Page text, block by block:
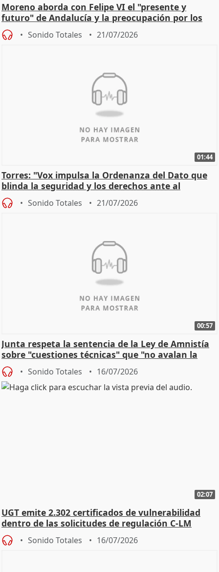
Moreno aborda con Felipe VI el "presente y
futuro" de Andalucía y la preocupación por los
incendios
Sonido Totales 21/07/2026
01:44
Torres: "Vox impulsa la Ordenanza del Dato que
blinda la seguridad y los derechos ante al
control"
Sonido Totales 21/07/2026
00:57
Junta respeta la sentencia de la Ley de Amnistía
sobre "cuestiones técnicas" que "no avalan la
const
Sonido Totales 16/07/2026
02:07
UGT emite 2.302 certificados de vulnerabilidad
dentro de las solicitudes de regulación C-LM
Sonido Totales 16/07/2026